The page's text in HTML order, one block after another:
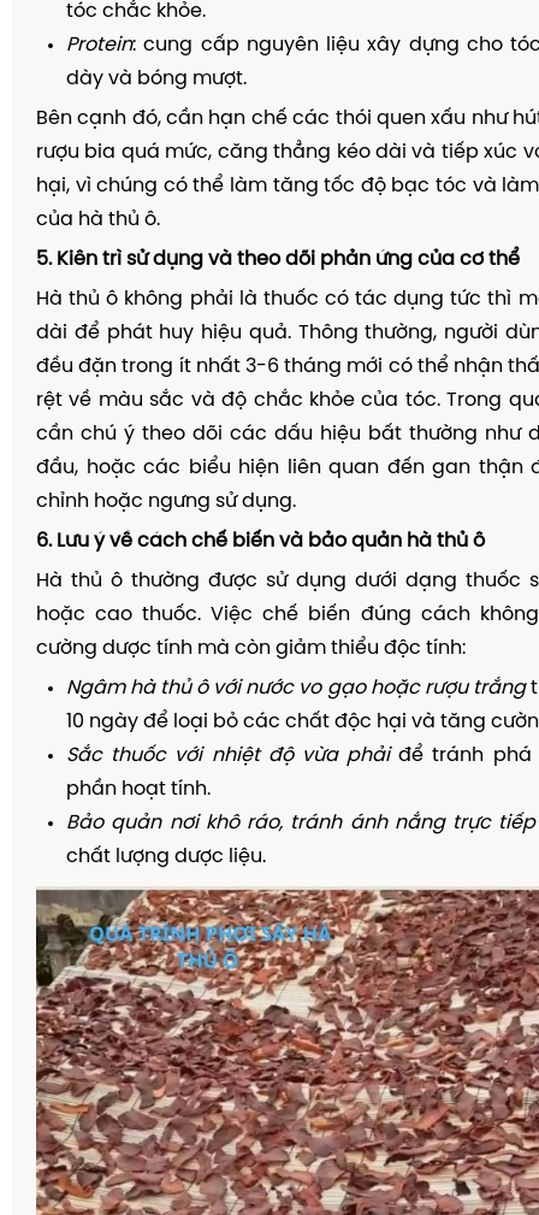
tóc chắc khỏe.
Protein: cung cấp nguyên liệu xây dựng cho
dày và bóng mượt.
Bên cạnh đó, cần hạn chế các thói quen xấu như
rượu bia quá mức, căng thẳng kéo dài và tiếp xúc
hại, vì chúng có thể làm tăng tốc độ bạc tóc và
của hà thủ ô.
5. Kiên trì sử dụng và theo dõi phản ứng của cơ thể
Hà thủ ô không phải là thuốc có tác dụng tức thì
dài để phát huy hiệu quả. Thông thường, người
đều đặn trong ít nhất 3-6 tháng mới có thể nhận
rệt về màu sắc và độ chắc khỏe của tóc. Trong
cần chú ý theo dõi các dấu hiệu bất thường như
đầu, hoặc các biểu hiện liên quan đến gan thận
chỉnh hoặc ngưng sử dụng.
6. Lưu ý về cách chế biến và bảo quản hà thủ ô
Hà thủ ô thường được sử dụng dưới dạng thuốc
hoặc cao thuốc. Việc chế biến đúng cách
cường dược tính mà còn giảm thiểu độc tính:
Ngâm hà thủ ô với nước vo gạo hoặc rượu trắng
10 ngày để loại bỏ các chất độc hại và tăng
Sắc thuốc với nhiệt độ vừa phảiđể tránh phá
phần hoạt tính.
Bảo quản nơi khô ráo, tránh ánh nắng trực tiếp
chất lượng dược liệu.